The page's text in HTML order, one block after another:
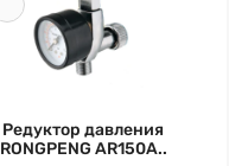
Редуктор давления
RONGPENG AR150A..